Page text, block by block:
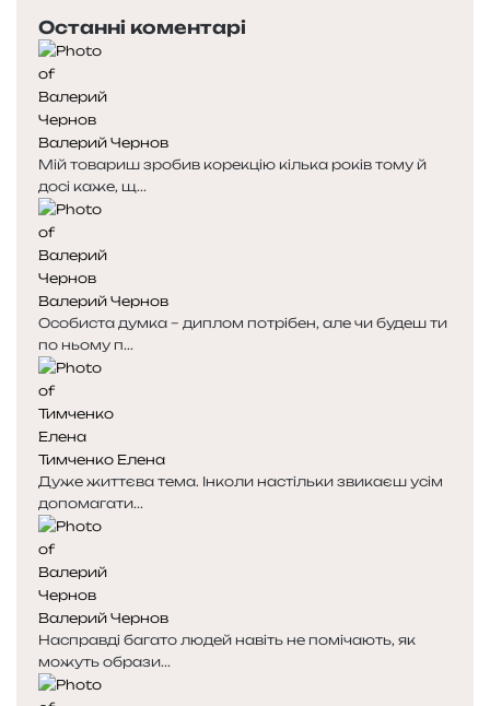
р
е
д
н
я
с
т
о
р
і
н
к
а
т
у
п
н
а
с
т
о
р
і
н
к
а
Останні коментарі
Валерий Чернов
Мій товариш зробив корекцію кілька років тому й
досі каже, щ...
Валерий Чернов
Особиста думка – диплом потрібен, але чи будеш ти
по ньому п...
Тимченко Елена
Дуже життєва тема. Інколи настільки звикаєш усім
допомагати...
Валерий Чернов
Насправді багато людей навіть не помічають, як
можуть образи...